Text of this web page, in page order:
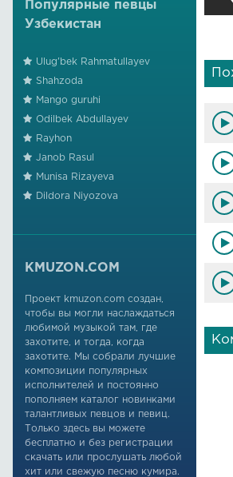
Популярные певцы
Узбекистан
Ulug'bek Rahmatullayev
Shahzoda
Mango guruhi
Odilbek Abdullayev
Rayhon
Janob Rasul
Munisa Rizayeva
Dildora Niyozova
KMUZON.COM
Проект kmuzon.com создан,
чтобы вы могли наслаждаться
любимой музыкой там, где
захотите, и тогда, когда
захотите. Мы собрали лучшие
композиции популярных
исполнителей и постоянно
пополняем каталог новинками
талантливых певцов и певиц.
Только здесь вы можете
бесплатно и без регистрации
скачать или прослушать любой
хит или свежую песню кумира.